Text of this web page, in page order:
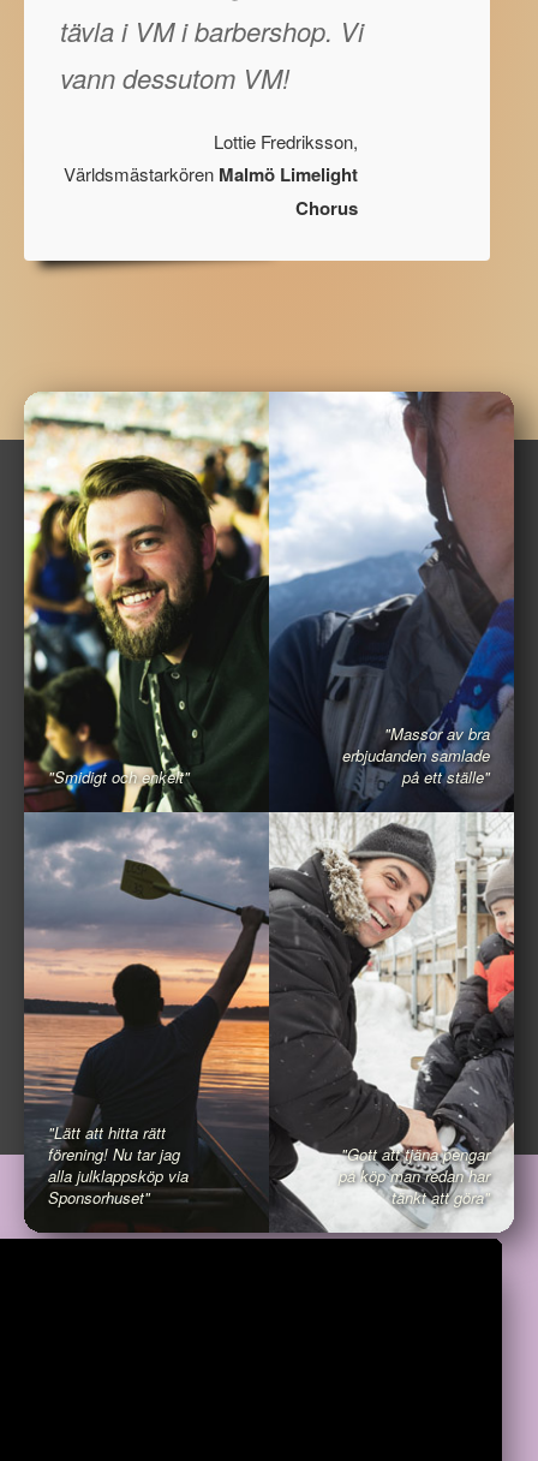
tävla i VM i barbershop. Vi
vann dessutom VM!
Lottie Fredriksson,
Världsmästarkören Malmö Limelight
Chorus
"Smidigt och enkelt"
"Massor av bra
erbjudanden samlade
på ett ställe"
"Lätt att hitta rätt
förening! Nu tar jag
alla julklappsköp via
Sponsorhuset"
"Gott att tjäna pengar
på köp man redan har
tänkt att göra"